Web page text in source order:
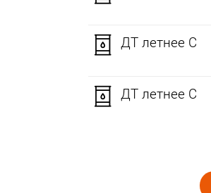
ДТ летнее C
ДТ летнее C